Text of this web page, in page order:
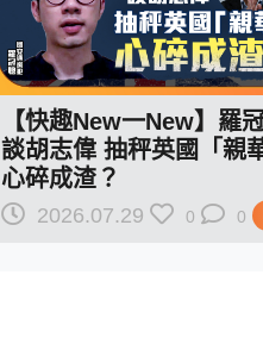
【快趣New一New】羅
談胡志偉 抽秤英國「親
心碎成渣？
2026.07.29 0 0